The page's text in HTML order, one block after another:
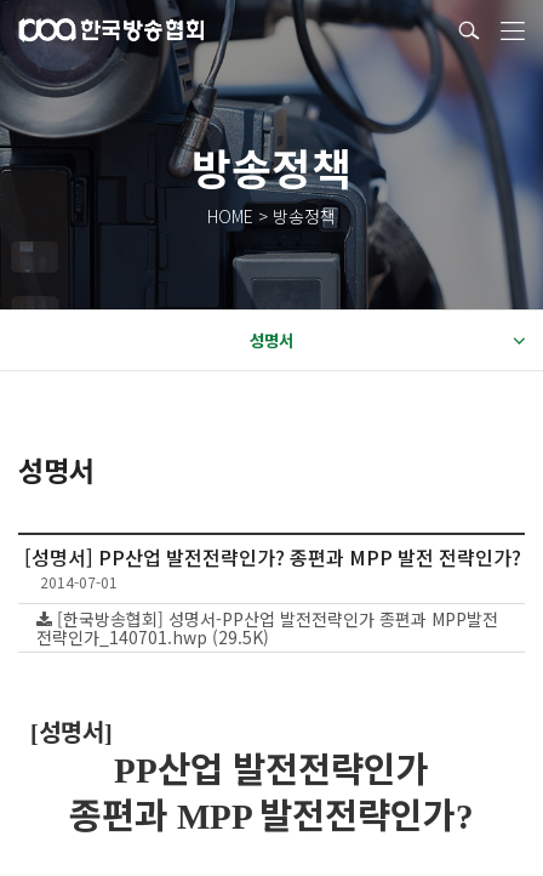
방송정책
HOME > 방송정책
성명서
성명서
[성명서] PP산업 발전전략인가? 종편과 MPP 발전 전략인가?
2014-07-01
[한국방송협회] 성명서-PP산업 발전전략인가 종편과 MPP발전
전략인가_140701.hwp (29.5K)
[성명서]
PP산업 발전전략인가
종편과 MPP 발전전략인가?